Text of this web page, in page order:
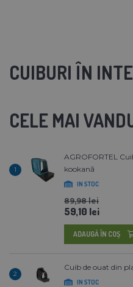
CUIBURI ÎN
CELE MAI
1
AGROFORTEL
kookană
IN STOC
89,98 lei
59,10 lei
ADAUGĂ ÎN COŞ
2
Cuib de ouat din
IN STOC